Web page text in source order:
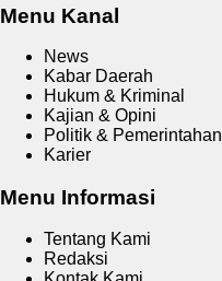
Menu Kanal
News
Kabar Daerah
Hukum & Kriminal
Kajian & Opini
Politik & Pemerintahan
Karier
Menu Informasi
Tentang Kami
Redaksi